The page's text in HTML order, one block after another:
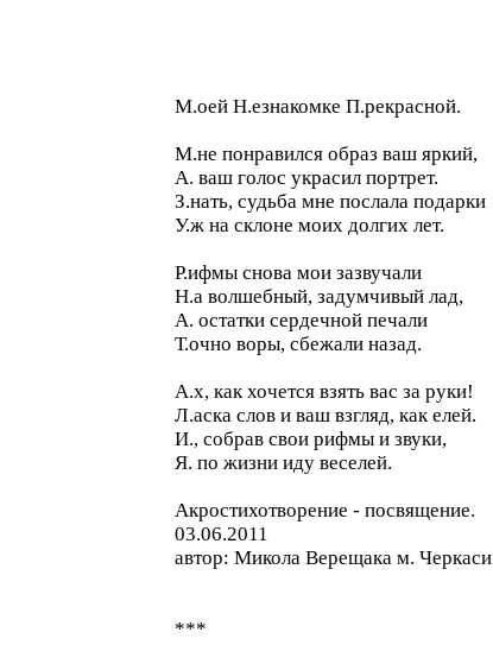
М.оей Н.езнакомке П.рекрасной.
М.не понравился образ ваш яркий,
А. ваш голос украсил портрет.
З.нать, судьба мне послала подарки
У.ж на склоне моих долгих лет.
Р.ифмы снова мои зазвучали
Н.а волшебный, задумчивый лад,
А. остатки сердечной печали
Т.очно воры, сбежали назад.
А.х, как хочется взять вас за руки!
Л.аска слов и ваш взгляд, как елей.
И., собрав свои рифмы и звуки,
Я. по жизни иду веселей.
Акростихотворение - посвящение.
03.06.2011
автор: Микола Верещака м. Черкаси
***